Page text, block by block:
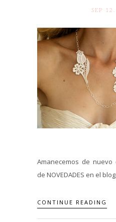
SEP
Amanecemos de
de NOVEDADES en el
CONTINUE READING